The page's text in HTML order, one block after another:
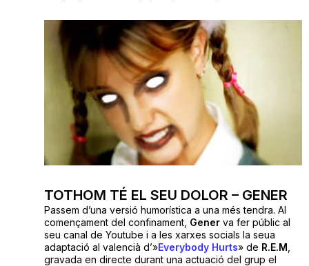
TOTHOM TÉ EL SEU DOLOR – GENER
Passem d’una versió humorística a una més tendra. Al
començament del confinament, Generva fer públic al
seu canal de Youtube i a les xarxes socials la seua
adaptació al valencià d’»Everybody Hurts» de R.E.M
gravada en directe durant una actuació del grup el